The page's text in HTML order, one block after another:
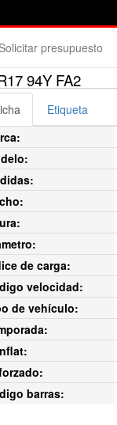
Solicitar presupuesto
94Y FA2
Etiqueta
de carga:
velocidad:
de vehículo:
barras: